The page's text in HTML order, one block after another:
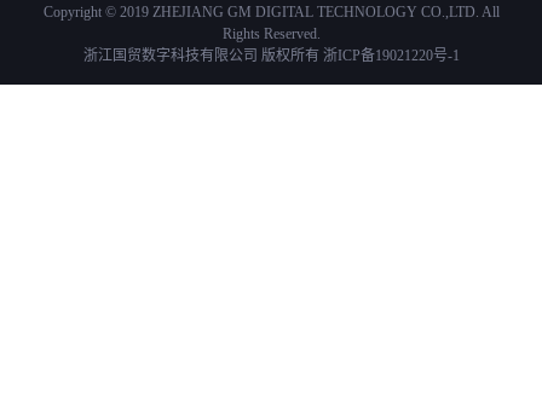
Copyright © 2019 ZHEJIANG GM DIGITAL TECHNOLOGY CO.,LTD. All
Rights Reserved.
浙江国贸数字科技有限公司 版权所有 浙ICP备19021220号-1